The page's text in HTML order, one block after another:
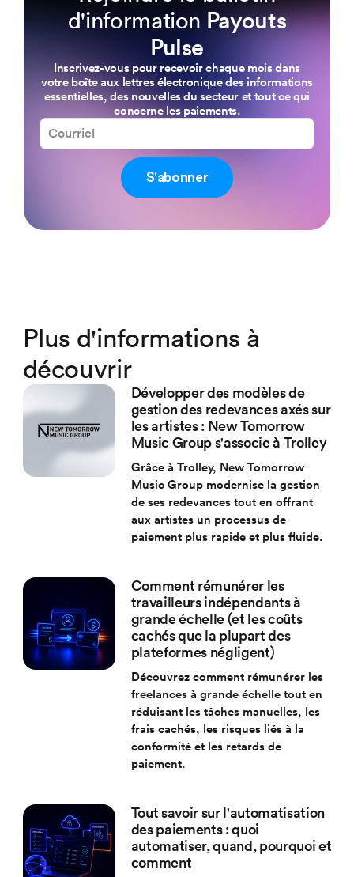
d'informationPayouts
Pulse
Inscrivez-vous pour recevoir chaque mois dans
votre boîte aux lettres électronique des informations
essentielles, des nouvelles du secteur et tout ce qui
concerne les paiements.
S'abonner
Plus d'informations à
découvrir
Développer des modèles de
gestion des redevances axés sur
les artistes : New Tomorrow
Music Group s'associe à Trolley
Grâce à Trolley, New Tomorrow
Music Group modernise la gestion
de ses redevances tout en offrant
aux artistes un processus de
paiement plus rapide et plus fluide.
Comment rémunérer les
travailleurs indépendants à
grande échelle (et les coûts
cachés que la plupart des
plateformes négligent)
Découvrez comment rémunérer les
freelances à grande échelle tout en
réduisant les tâches manuelles, les
frais cachés, les risques liés à la
conformité et les retards de
paiement.
Tout savoir sur l'automatisation
des paiements : quoi
automatiser, quand, pourquoi et
comment